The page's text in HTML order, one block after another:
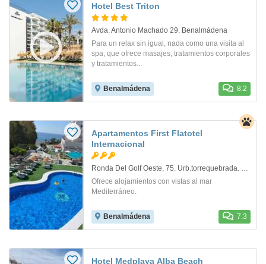
Hotel Best Triton
Avda. Antonio Machado 29. Benalmádena
Para un relax sin igual, nada como una visita al
spa, que ofrece masajes, tratamientos corporales
y tratamientos...
Benalmádena 8.2
Apartamentos First Flatotel
Internacional
Ronda Del Golf Oeste, 75. Urb.torrequebrada. Benalmadena
Ofrece alojamientos con vistas al mar
Mediterráneo.
Benalmádena 7.3
Hotel Medplaya Alba Beach